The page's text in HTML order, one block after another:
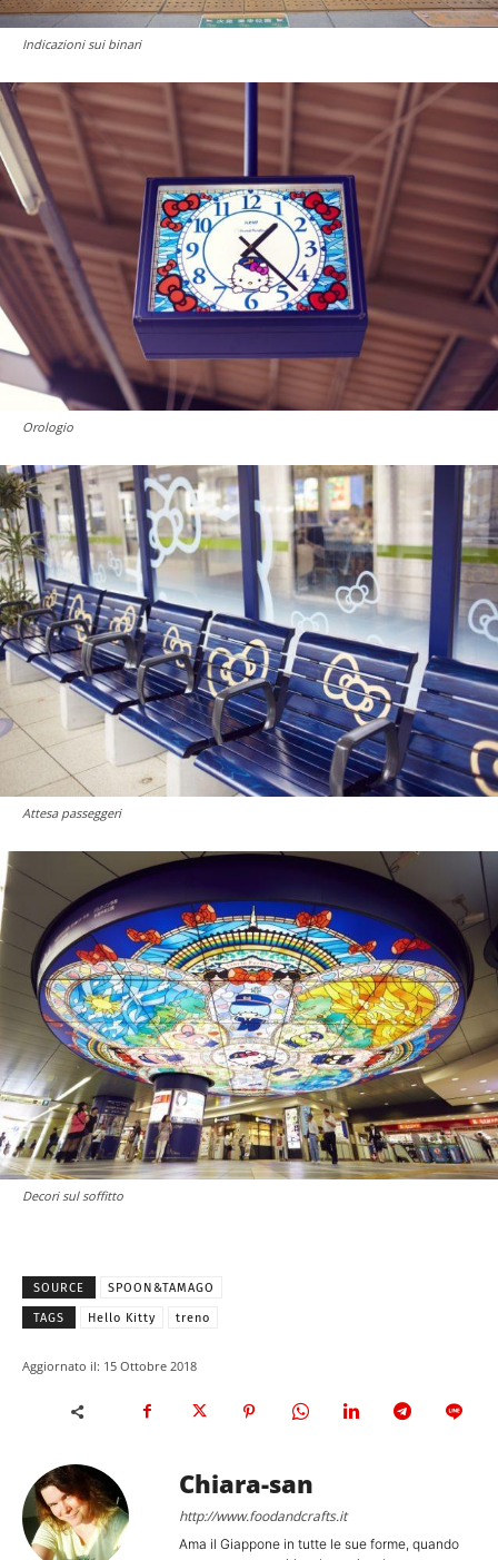
Indicazioni sui binari
Orologio
Attesa passeggeri
Decori sul soffitto
SOURCE SPOON&TAMAGO
TAGS Hello Kitty treno
Aggiornato il: 15 Ottobre 2018
Chiara-san
http://www.foodandcrafts.it
Ama il Giappone in tutte le sue forme, quando